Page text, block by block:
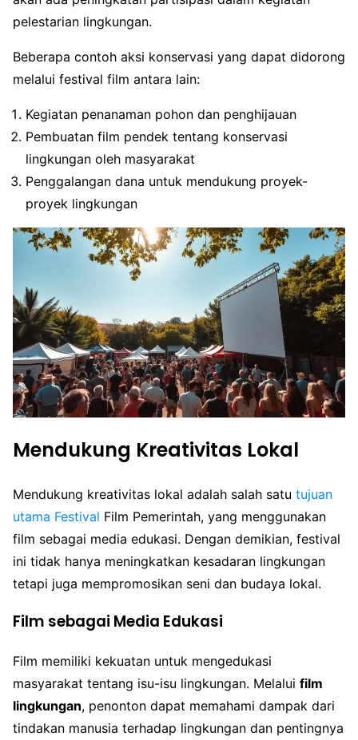
pelestarian lingkungan.
Beberapa contoh aksi konservasi yang dapat didorong
melalui festival film antara lain:
Kegiatan penanaman pohon dan penghijauan
Pembuatan film pendek tentang konservasi
lingkungan oleh masyarakat
Penggalangan dana untuk mendukung proyek-
proyek lingkungan
Mendukung Kreativitas Lokal
Mendukung kreativitas lokal adalah salah satu tujuan
utama Festival Film Pemerintah, yang menggunakan
film sebagai media edukasi. Dengan demikian, festival
ini tidak hanya meningkatkan kesadaran lingkungan
tetapi juga mempromosikan seni dan budaya lokal.
Film sebagai Media Edukasi
Film memiliki kekuatan untuk mengedukasi
masyarakat tentang isu-isu lingkungan. Melalui film
lingkungan, penonton dapat memahami dampak dari
tindakan manusia terhadap lingkungan dan pentingnya